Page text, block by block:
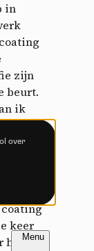
in
zijn
beurt.
ik
werk.
op,
keer
het
on the
can
over